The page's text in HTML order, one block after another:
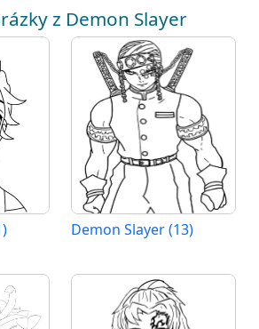
z Demon Slayer
Demon Slayer (13)